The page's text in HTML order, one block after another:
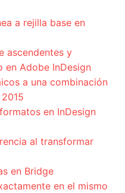
a rejilla base en
ascendentes y
en Adobe InDesign
a una combinación
en InDesign
al transformar
en Bridge
en el mismo